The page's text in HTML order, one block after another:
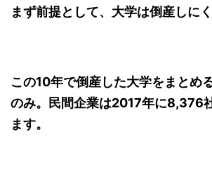
まず前提として、大学は倒産しにく
この10年で倒産した大学をまとめ
のみ。民間企業は2017年に8,376
ます。